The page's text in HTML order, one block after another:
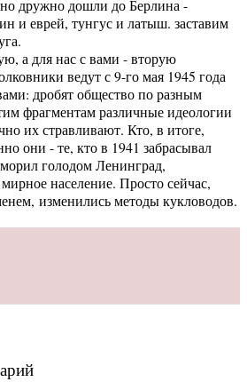
дружно дошли до Берлина -
и еврей, тунгус и латыш. заставим
а для нас с вами - вторую
ведут с 9-го мая 1945 года
дробят общество по разным
фрагментам различные идеологии
их стравливают. Кто, в итоге,
они - те, кто в 1941 забрасывал
голодом Ленинград,
население. Просто сейчас,
изменились методы кукловодов.